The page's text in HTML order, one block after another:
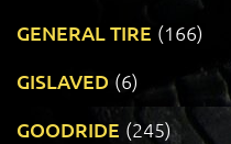
GENERAL TIRE (166)
GISLAVED (6)
GOODRIDE (245)